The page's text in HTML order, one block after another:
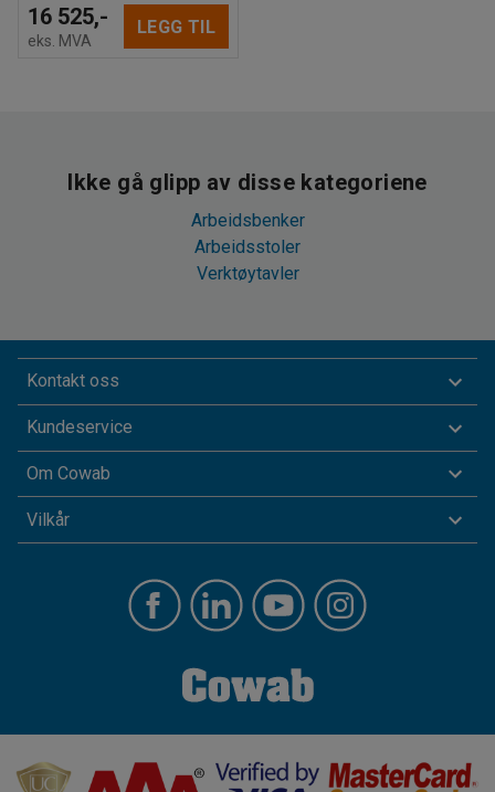
16 525,-
eks. MVA
LEGG TIL
Ikke gå glipp av disse kategoriene
Arbeidsbenker
Arbeidsstoler
Verktøytavler
Kontakt oss
Kundeservice
Om Cowab
Vilkår